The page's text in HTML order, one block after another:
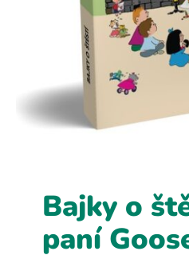
Bajky o
paní